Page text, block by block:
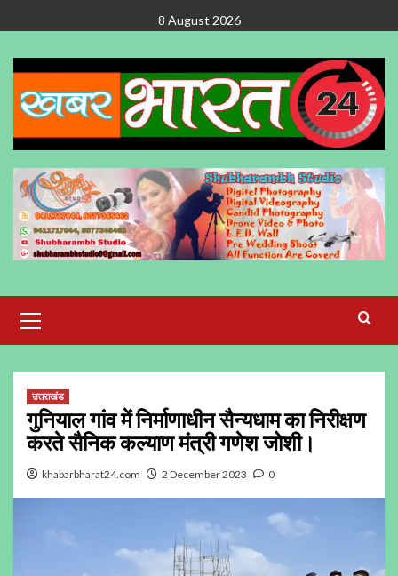
to
content
8 August 2026
Menu
उत्तराखंड
गुनियाल गांव में निर्माणाधीन सैन्यधाम का निरीक्षण
करते सैनिक कल्याण मंत्री गणेश जोशी।
khabarbharat24.com 2 December 2023 0